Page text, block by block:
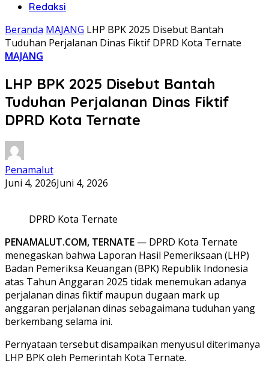
Redaksi
Beranda MAJANG LHP BPK 2025 Disebut Bantah
Tuduhan Perjalanan Dinas Fiktif DPRD Kota Ternate
MAJANG
LHP BPK 2025 Disebut Bantah
Tuduhan Perjalanan Dinas Fiktif
DPRD Kota Ternate
Penamalut
Juni 4, 2026Juni 4, 2026
DPRD Kota Ternate
PENAMALUT.COM, TERNATE — DPRD Kota Ternate
menegaskan bahwa Laporan Hasil Pemeriksaan (LHP)
Badan Pemeriksa Keuangan (BPK) Republik Indonesia
atas Tahun Anggaran 2025 tidak menemukan adanya
perjalanan dinas fiktif maupun dugaan mark up
anggaran perjalanan dinas sebagaimana tuduhan yang
berkembang selama ini.
Pernyataan tersebut disampaikan menyusul diterimanya
LHP BPK oleh Pemerintah Kota Ternate.